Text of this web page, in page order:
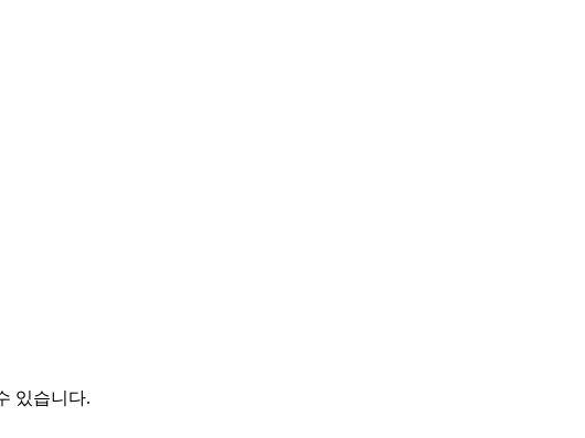
있습니다.